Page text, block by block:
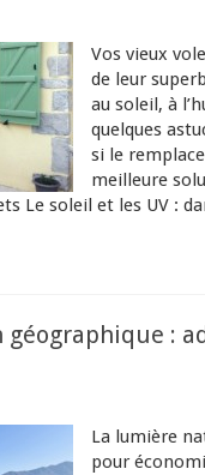
Vos vieux
de leur
au soleil, à
quelques
si le
meilleure
Le soleil et les UV :
:
La lumière
pour